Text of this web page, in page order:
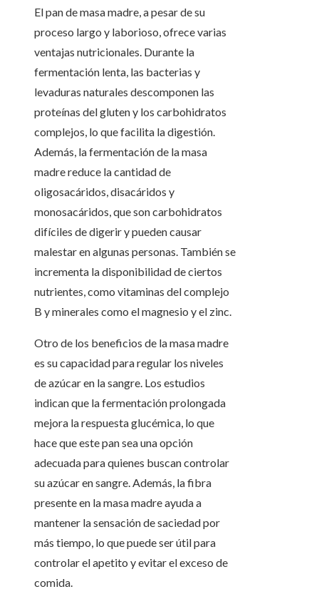
El pan de masa madre, a pesar de su
proceso largo y laborioso, ofrece varias
ventajas nutricionales. Durante la
fermentación lenta, las bacterias y
levaduras naturales descomponen las
proteínas del gluten y los carbohidratos
complejos, lo que facilita la digestión.
Además, la fermentación de la masa
madre reduce la cantidad de
oligosacáridos, disacáridos y
monosacáridos, que son carbohidratos
difíciles de digerir y pueden causar
malestar en algunas personas. También se
incrementa la disponibilidad de ciertos
nutrientes, como vitaminas del complejo
B y minerales como el magnesio y el zinc.
Otro de los beneficios de la masa madre
es su capacidad para regular los niveles
de azúcar en la sangre. Los estudios
indican que la fermentación prolongada
mejora la respuesta glucémica, lo que
hace que este pan sea una opción
adecuada para quienes buscan controlar
su azúcar en sangre. Además, la fibra
presente en la masa madre ayuda a
mantener la sensación de saciedad por
más tiempo, lo que puede ser útil para
controlar el apetito y evitar el exceso de
comida.